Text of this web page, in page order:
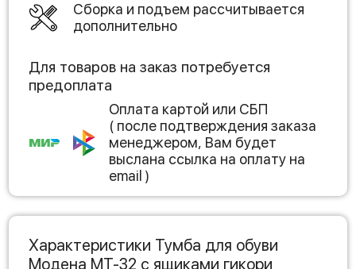
Сборка и подъем рассчитывается
дополнительно
Для товаров на заказ потребуется
предоплата
Оплата картой или СБП
( после подтверждения заказа
менеджером, Вам будет
выслана ссылка на оплату на
email )
Характеристики Тумба для обуви
Модена МТ-32 с ящиками гикори